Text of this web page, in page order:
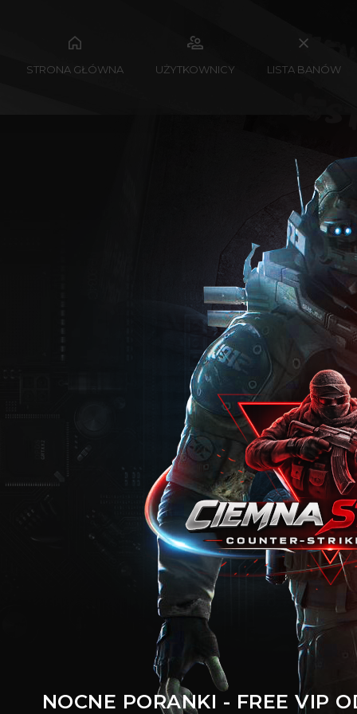
STRONA GŁÓWNA UŻYTKOWNICY LISTA BANÓW
NOCNE PORANKI - FREE VIP